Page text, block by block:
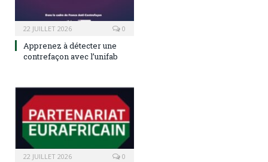
22 JUILLET 2026 0
Apprenez à détecter une
contrefaçon avec l’unifab
22 JUILLET 2026 0